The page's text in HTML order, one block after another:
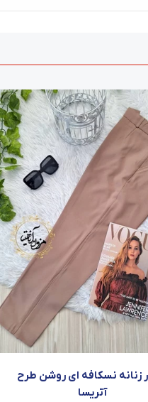
زنانه نسکافه ای روشن طرح
آتریسا